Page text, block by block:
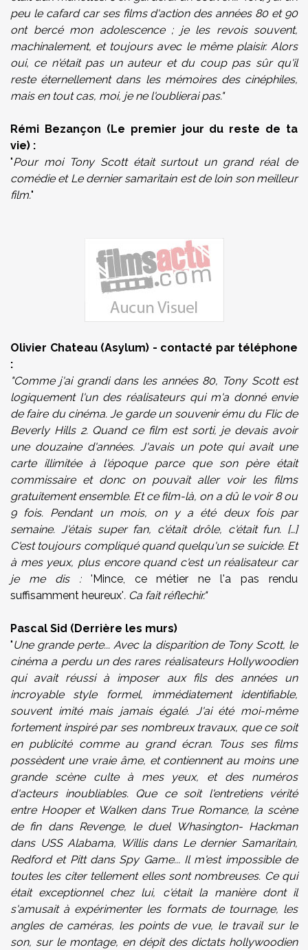
peu le cafard car ses films d'action des années 80 et 90
ont bercé mon adolescence ; je les revois souvent,
machinalement, et toujours avec le même plaisir. Alors
oui, ce n'était pas un auteur et du coup pas sûr qu'il
reste éternellement dans les mémoires des cinéphiles,
mais en tout cas, moi, je ne l'oublierai pas."
Rémi Bezançon (Le premier jour du reste de ta
vie) :
"Pour moi Tony Scott était surtout un grand réal de
comédie et Le dernier samaritain est de loin son meilleur
film."
Olivier Chateau (Asylum) - contacté par téléphone
:
"Comme j'ai grandi dans les années 80, Tony Scott est
logiquement l'un des réalisateurs qui m'a donné envie
de faire du cinéma. Je garde un souvenir ému du Flic de
Beverly Hills 2. Quand ce film est sorti, je devais avoir
une douzaine d'années. J'avais un pote qui avait une
carte illimitée à l'époque parce que son père était
commissaire et donc on pouvait aller voir les films
gratuitement ensemble. Et ce film-là, on a dû le voir 8 ou
9 fois. Pendant un mois, on y a été deux fois par
semaine. J'étais super fan, c'était drôle, c'était fun. […]
C'est toujours compliqué quand quelqu'un se suicide. Et
à mes yeux, plus encore quand c'est un réalisateur car
je me dis : 'Mince, ce métier ne l'a pas rendu
suffisamment heureux'. Ca fait réflechir."
Pascal Sid (Derrière les murs)
"Une grande perte... Avec la disparition de Tony Scott, le
cinéma a perdu un des rares réalisateurs Hollywoodien
qui avait réussi à imposer aux fils des années un
incroyable style formel, immédiatement identifiable,
souvent imité mais jamais égalé. J'ai été moi-même
fortement inspiré par ses nombreux travaux, que ce soit
en publicité comme au grand écran. Tous ses films
possèdent une vraie âme, et contiennent au moins une
grande scène culte à mes yeux, et des numéros
d'acteurs inoubliables. Que ce soit l'entretiens vérité
entre Hooper et Walken dans True Romance, la scène
de fin dans Revenge, le duel Whasington- Hackman
dans USS Alabama, Willis dans Le dernier Samaritain,
Redford et Pitt dans Spy Game... Il m'est impossible de
toutes les citer tellement elles sont nombreuses. Ce qui
était exceptionnel chez lui, c'était la manière dont il
s'amusait à expérimenter les formats de tournage, les
angles de caméras, les points de vue, le travail sur le
son, sur le montage, en dépit des dictats hollywoodien